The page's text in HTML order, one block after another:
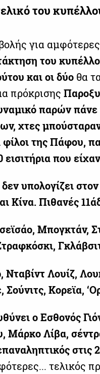
του
για
του
και οι δύο θα
πρόκρισης
παρώνπάνε
χτες
της Πάφου,
που είχαν
δεν υπολογίζει
Κίνα. Πιθανές
Μπογκτάν,
ΝταβίντΛουίζ,
Σούνιτς, Κορεϊα,
ο Εσθονός
Μάρκο Λίβα,
στις
τελικός